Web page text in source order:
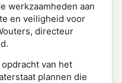
werkzaamheden aan
en veiligheid voor
directeur
van het
plannen die